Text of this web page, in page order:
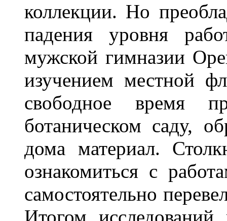
коллекции. Но
падения уровня
мужской гимназии
изучением местной
свободное время
ботаническом саду,
дома материал.
ознакомиться с
самостоятельно